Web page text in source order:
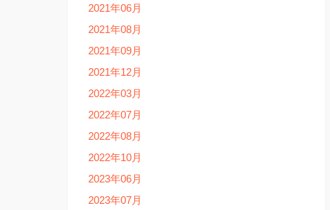
2021年06月
2021年08月
2021年09月
2021年12月
2022年03月
2022年07月
2022年08月
2022年10月
2023年06月
2023年07月